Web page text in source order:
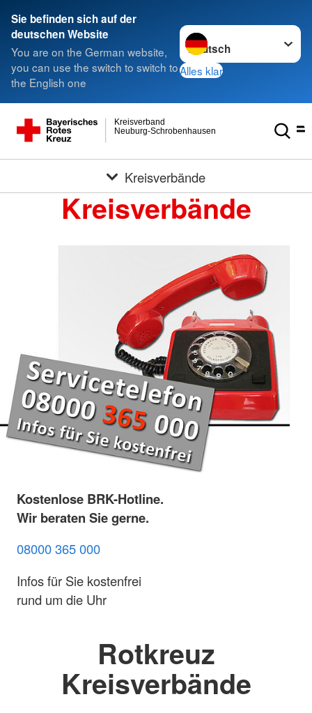
Sie befinden sich auf der
deutschen Website
You are on the German website,
you can use the switch to switch to
the English one
Sprache wechseln zu
Alles klar
Neuburg-Schrobenhausen
Kreisverband
Kreisverbände
Kreisverbände
Kostenlose BRK-Hotline.
Wir beraten Sie gerne.
08000 365 000
Infos für Sie kostenfrei
rund um die Uhr
Rotkreuz
Kreisverbände